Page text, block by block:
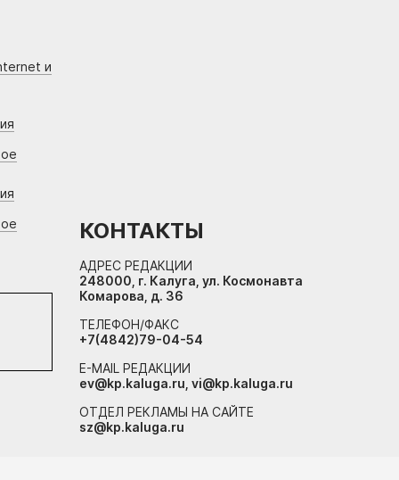
и
КОНТАКТЫ
АДРЕС РЕДАКЦИИ
248000, г. Калуга, ул. Космонавта
Комарова, д. 36
ТЕЛЕФОН/ФАКС
+7(4842)79-04-54
E-MAIL РЕДАКЦИИ
ev@kp.kaluga.ru, vi@kp.kaluga.ru
ОТДЕЛ РЕКЛАМЫ НА САЙТЕ
sz@kp.kaluga.ru